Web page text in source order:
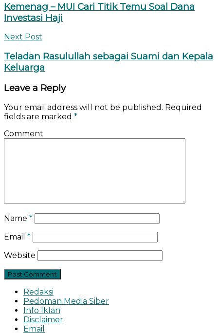
Kemenag – MUI Cari Titik Temu Soal Dana
Investasi Haji
Next Post
Teladan Rasulullah sebagai Suami dan Kepala
Keluarga
Leave a Reply
Your email address will not be published. Required
fields are marked *
Comment
Name *
Email *
Website
Redaksi
Pedoman Media Siber
Info Iklan
Disclaimer
Email